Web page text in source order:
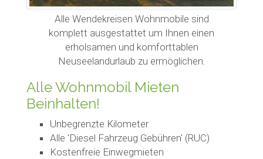
Alle Wendekreisen Wohnmobile sind
komplett ausgestattet um Ihnen einen
erholsamen und komforttablen
Neuseelandurlaub zu ermöglichen.
Alle Wohnmobil Mieten
Beinhalten!
Unbegrenzte Kilometer
Alle 'Diesel Fahrzeug Gebühren' (RUC)
Kostenfreie Einwegmieten